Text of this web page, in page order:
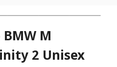
M
2 Unisex